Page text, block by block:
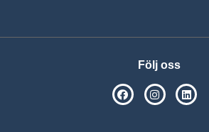
Följ oss
SPSM påSPSM